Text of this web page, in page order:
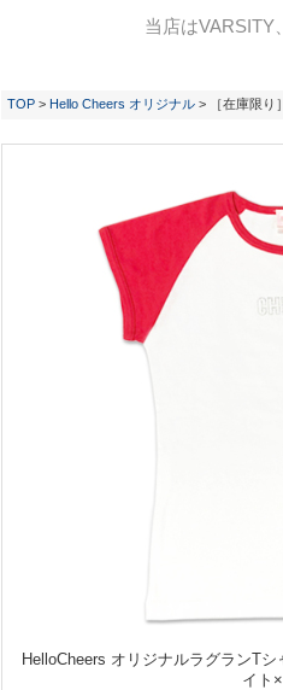
当店はVARSITY
TOP > Hello Cheers オリジナル > ［在庫限り
HelloCheers オリジナルラグランT
イト